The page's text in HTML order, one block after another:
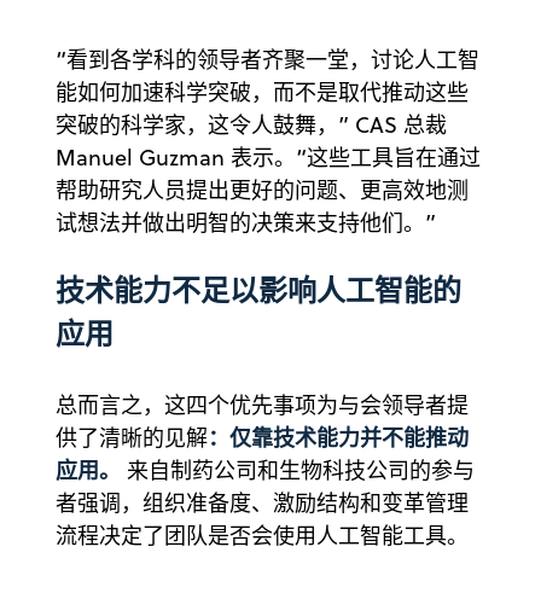
“看到各学科的领导者齐聚一堂，讨论人工智
能如何加速科学突破，而不是取代推动这些
突破的科学家，这令人鼓舞，” CAS 总裁
Manuel Guzman 表示。“这些工具旨在通过
帮助研究人员提出更好的问题、更高效地测
试想法并做出明智的决策来支持他们。”
技术能力不足以影响人工智能的
应用
总而言之，这四个优先事项为与会领导者提
供了清晰的见解：仅靠技术能力并不能推动
应用。
来自制药公司和生物科技公司的参与
者强调，组织准备度、激励结构和变革管理
流程决定了团队是否会使用人工智能工具。